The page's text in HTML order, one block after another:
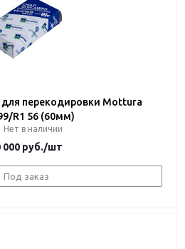
перекодировки Mottura
R1 56 (60мм)
Нет в наличии
000 руб./шт
Под заказ